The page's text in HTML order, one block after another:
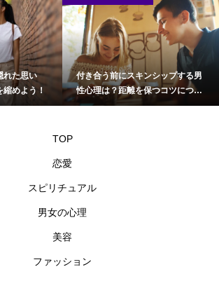
れた思い
めよう！
付き合う前にスキンシップする男
性心理は？距離を保つコツについ
て
TOP
恋愛
スピリチュアル
男女の心理
美容
ファッション